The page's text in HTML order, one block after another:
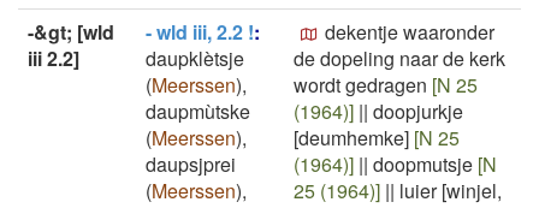
-&gt; [wld
iii 2.2]
- wld iii, 2.2 !:
daupklètsje
(Meerssen),
daupmùtske
(Meerssen),
daupsjprei
(Meerssen),
dekentje waaronder
de dopeling naar de kerk
wordt gedragen [N 25
(1964)] || doopjurkje
[deumhemke] [N 25
(1964)] || doopmutsje [N
25 (1964)] || luier [winjel,